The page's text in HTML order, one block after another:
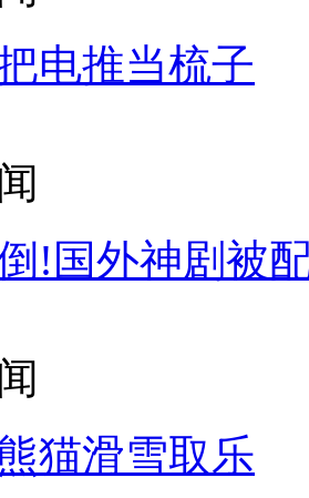
电推当梳子
!国外神剧被
猫滑雪取乐